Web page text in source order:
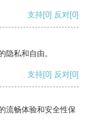
支持[0] 反对[0]
隐私和自由。
支持[0] 反对[0]
流畅体验和安全性保